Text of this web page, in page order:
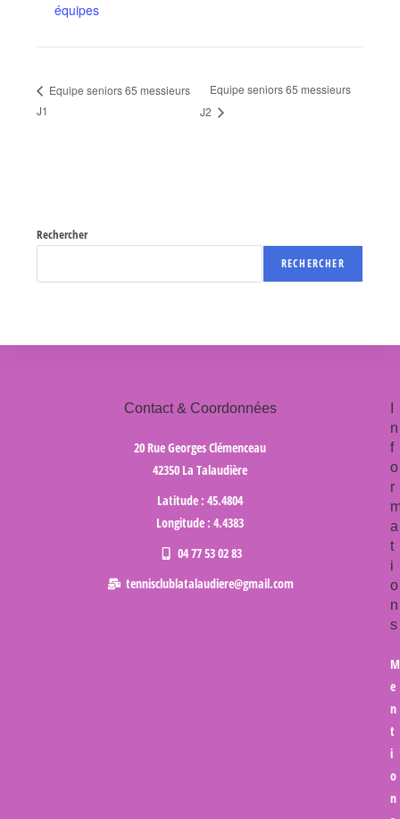
équipes
Equipe seniors 65 messieurs
J1
Equipe seniors 65 messieurs
J2
Rechercher
RECHERCHER
20 Rue Georges Clémenceau
42350 La Talaudière
Latitude : 45.4804
Longitude : 4.4383
04 77 53 02 83
tennisclublatalaudiere@gmail.com
Contact & Coordonnées
n
f
o
r
a
t
i
o
n
s
M
e
n
t
i
o
n